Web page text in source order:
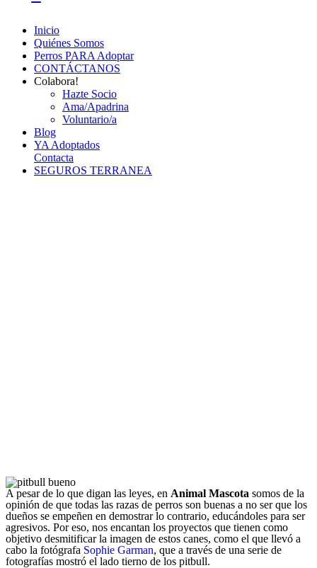
Inicio
Quiénes Somos
Perros PARA Adoptar
CONTÁCTANOS
Colabora!
Hazte Socio
Ama/Apadrina
Voluntario/a
Blog
YA Adoptados
Contacta
SEGUROS TERRANEA
A pesar de lo que digan las leyes, en Animal Mascota somos de la
opinión de que todas las razas de perros son buenas a no ser que los
dueños se empeñen en demostrar lo contrario, educándoles para ser
agresivos. Por eso, nos encantan los proyectos que tienen como
objetivo desmitificar la imagen de estos canes, como el que llevó a
cabo la fotógrafa Sophie Garman, que a través de una serie de
fotografías mostró el lado tierno de los pitbull.